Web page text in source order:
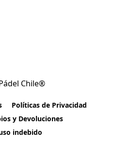
Chile®
Políticas de Privacidad
y Devoluciones
indebido